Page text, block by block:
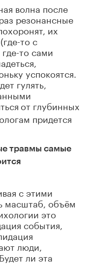
волна после
резонансные
их
то с
то сами
успокоятся.
гулять,
от глубинных
придется
травмы самые
с этими
масштаб, объём
это
события,
люди,
ли эта